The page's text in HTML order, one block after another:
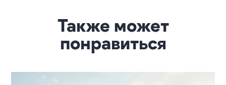
Также может
понравиться